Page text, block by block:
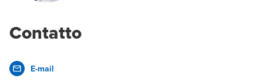
Contatto
E-mail